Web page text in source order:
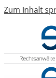
Zum Inhalt